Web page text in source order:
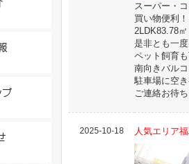
スーパー・
買い物便利！
2LDK83.78
是非とも一
ペット飼育
南向きバル
駐車場に空
ご連絡お待
2025-10-18 人気エリア